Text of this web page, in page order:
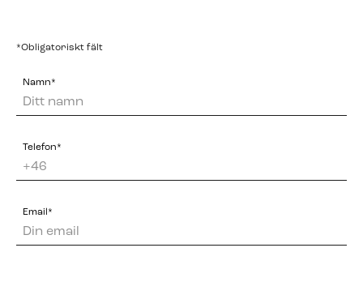
*Obligatoriskt fält
Namn*
Telefon*
Email*